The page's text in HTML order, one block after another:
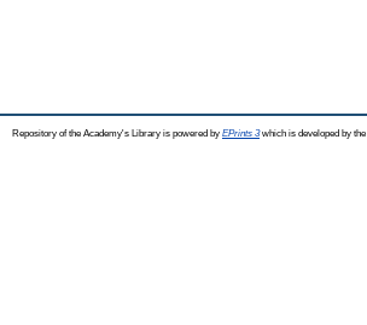
Repository of the Academy's Library is powered by EPrints 3which is developed by the